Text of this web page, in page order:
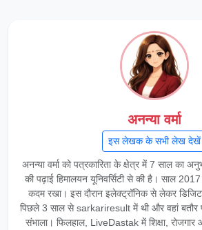
अनन्या वर्मा
इस लेखक के सभी लेख देखें
अनन्या वर्मा को पत्रकारिता के क्षेत्र में 7 साल का
की पढ़ाई हिमालयन यूनिवर्सिटी से की है। साल
कदम रखा। इस दौरान इलेक्ट्रॉनिक से लेकर
पिछले 3 साल से sarkariresult में थी और वहां
संभाला। फिलहाल, LiveDastak में शिक्षा,